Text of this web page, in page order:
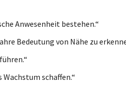
Anwesenheit bestehen.“
Bedeutung von Nähe zu
Wachstum schaffen.“